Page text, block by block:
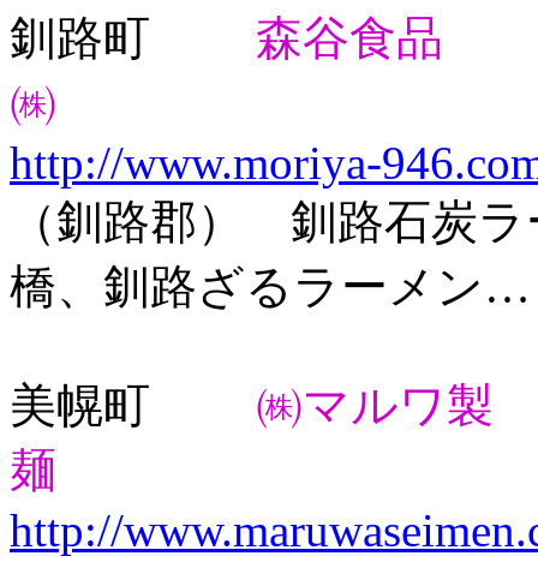
釧路町 森谷食品
㈱
http://www.moriya-
（釧路郡） 釧路石炭
橋、釧路ざるラーメン…
美幌町 ㈱マルワ製
麺
http://